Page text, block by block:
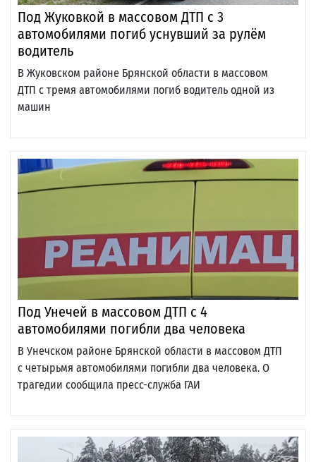
Под Жуковкой в массовом ДТП с 3
автомобилями погиб уснувший за рулём
водитель
В Жуковском районе Брянской области в массовом
ДТП с тремя автомобилями погиб водитель одной из
машин
Под Унечей в массовом ДТП с 4
автомобилями погибли два человека
В Унечском районе Брянской области в массовом ДТП
с четырьмя автомобилями погибли два человека. О
трагедии сообщила пресс-служба ГАИ